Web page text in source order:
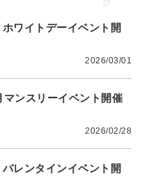
ワイトデーイベント開
2026/03/01
ンスリーイベント開催
2026/02/28
レンタインイベント開